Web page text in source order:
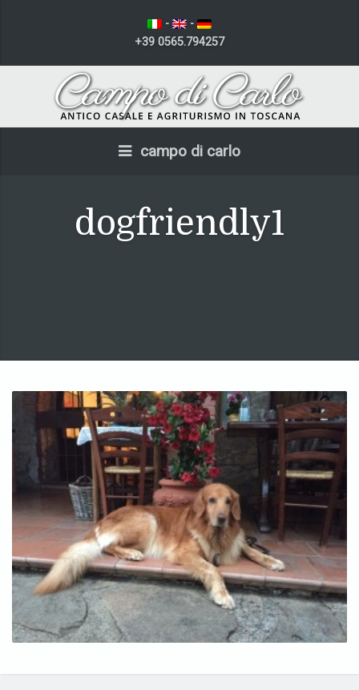
-
-
+39 0565.794257
campo di carlo
dogfriendly1